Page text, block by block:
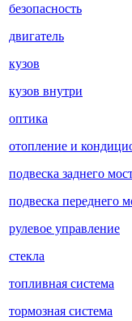
безопасность
двигатель
кузов
кузов внутри
оптика
отопление и
подвеска заднего
подвеска переднего
рулевое управление
стекла
топливная система
тормозная система